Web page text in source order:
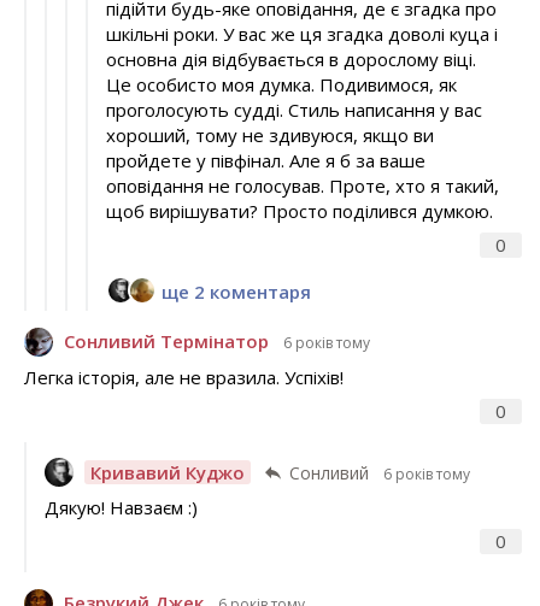
0
підійти будь-яке оповідання, де є згадка про
шкільні роки. У вас же ця згадка доволі куца і
основна дія відбувається в дорослому віці.
Це особисто моя думка. Подивимося, як
проголосують судді. Стиль написання у вас
хороший, тому не здивуюся, якщо ви
пройдете у півфінал. Але я б за ваше
оповідання не голосував. Проте, хто я такий,
щоб вирішувати? Просто поділився думкою.
ще 2 коментаря
Сонливий Термінатор 6 років тому
0
Легка історія, але не вразила. Успіхів!
Кривавий Куджо Сонливий 6 років тому
0
Дякую! Навзаєм :)